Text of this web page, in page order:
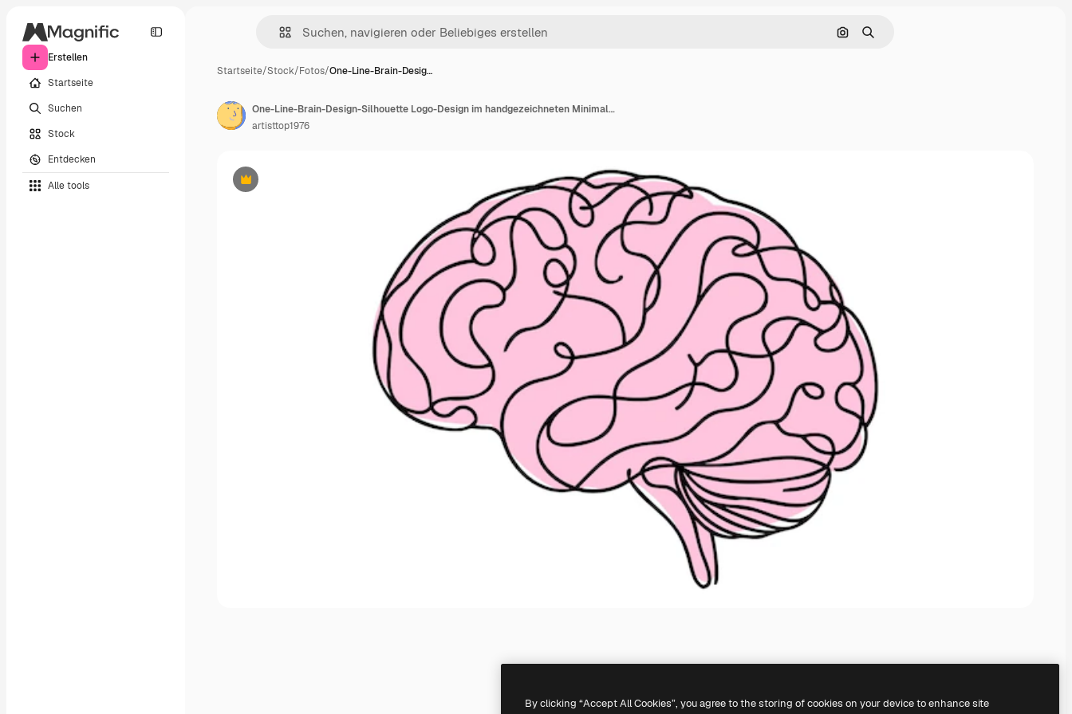
Erstellen
Startseite
Suchen
Stock
Entdecken
Alle tools
Nach Bild suchen
Suchen
Startseite/Stock/Fotos/One-Line-Brain-Desig…
Premium
One-Line-Brain-Design-Silhouette Logo-Design im handgezeichneten Minimalismus-Stil
artisttop1976
By clicking “Accept All Cookies”, you agree to the storing of cookies on your device to enhance site